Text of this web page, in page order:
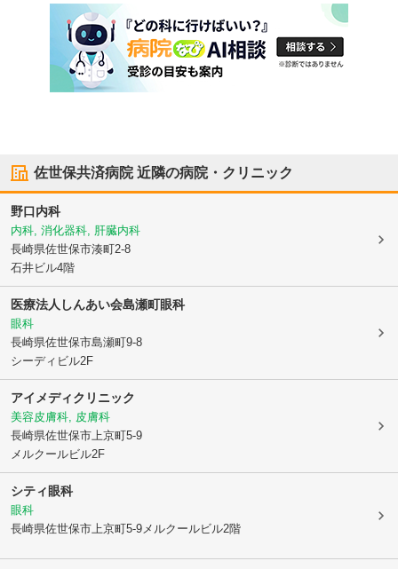
佐世保共済病院近隣の病院・クリニック
野口内科
内科, 消化器科, 肝臓内科
長崎県佐世保市湊町2-8
石井ビル4階
医療法人しんあい会島瀬町眼科
眼科
長崎県佐世保市島瀬町9-8
シーディビル2F
アイメディクリニック
美容皮膚科, 皮膚科
長崎県佐世保市上京町5-9
メルクールビル2F
シティ眼科
眼科
長崎県佐世保市上京町5-9メルクールビル2階